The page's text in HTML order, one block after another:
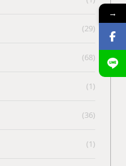
(29)
(68)
(1)
(36)
(1)
→